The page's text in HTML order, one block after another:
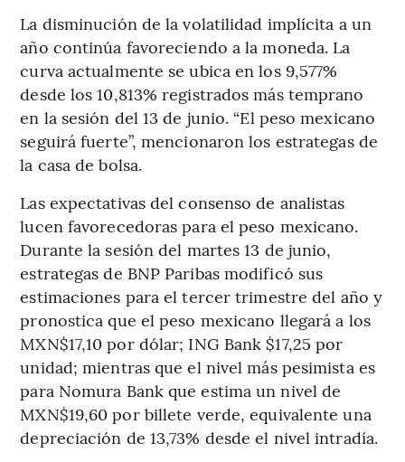
La disminución de la volatilidad implícita a un
año continúa favoreciendo a la moneda. La
curva actualmente se ubica en los 9,577%
desde los 10,813% registrados más temprano
en la sesión del 13 de junio. “El peso mexicano
seguirá fuerte”, mencionaron los estrategas de
la casa de bolsa.
Las expectativas del consenso de analistas
lucen favorecedoras para el peso mexicano.
Durante la sesión del martes 13 de junio,
estrategas de BNP Paribas modificó sus
estimaciones para el tercer trimestre del año y
pronostica que el peso mexicano llegará a los
MXN$17,10 por dólar; ING Bank $17,25 por
unidad; mientras que el nivel más pesimista es
para Nomura Bank que estima un nivel de
MXN$19,60 por billete verde, equivalente una
depreciación de 13,73% desde el nivel intradía.